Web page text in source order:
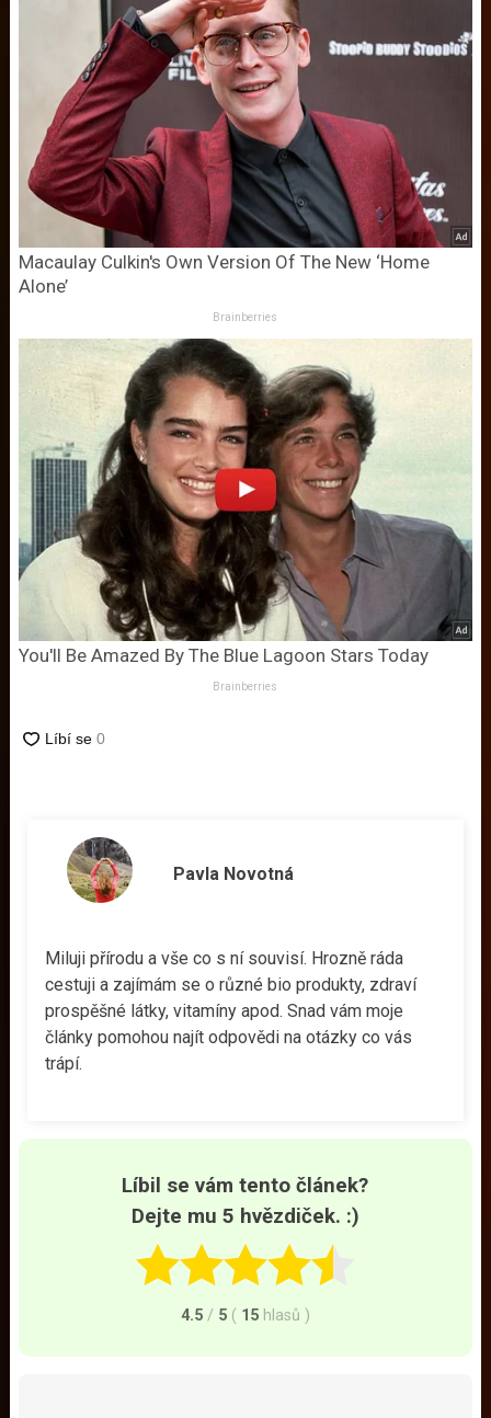
Macaulay Culkin's Own Version Of The New ‘Home
Alone’
Brainberries
You'll Be Amazed By The Blue Lagoon Stars Today
Brainberries
Pavla Novotná
Miluji přírodu a vše co s ní souvisí. Hrozně ráda
cestuji a zajímám se o různé bio produkty, zdraví
prospěšné látky, vitamíny apod. Snad vám moje
články pomohou najít odpovědi na otázky co vás
trápí.
Líbil se vám tento článek?
Dejte mu 5 hvězdiček. :)
4.5 / 5 ( 15 hlasů )